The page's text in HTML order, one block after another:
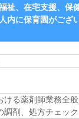
祉、在宅支援、保
内に保育園がござ
ける薬剤師業務全般
調剤、処方チェッ